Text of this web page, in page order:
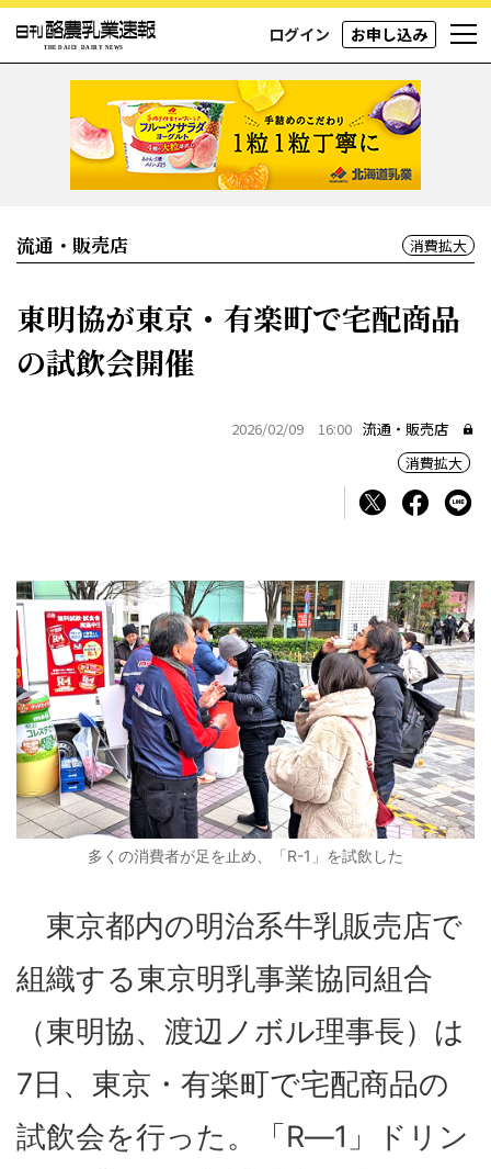
ログイン お申し込み
流通・販売店 消費拡大
東明協が東京・有楽町で宅配商品
の試飲会開催
2026/02/09 16:00 流通・販売店
消費拡大
多くの消費者が足を止め、「R-1」を試飲した
東京都内の明治系牛乳販売店で
組織する東京明乳事業協同組合
（東明協、渡辺ノボル理事長）は
7日、東京・有楽町で宅配商品の
試飲会を行った。「R―1」ドリン